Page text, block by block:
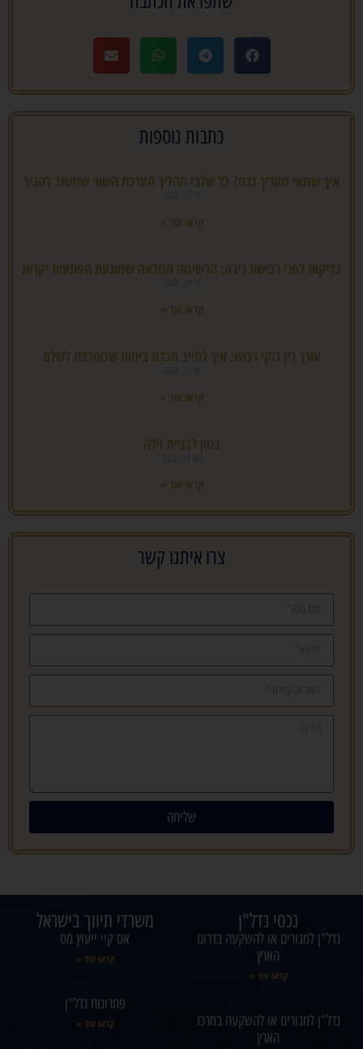
כתבות נוספות
איך שמאי מעריך נכס? כל שלבי תהליך הערכת השווי שחשוב להכיר
קראו עוד »
בדיקות לפני רכישת דירה: הרשימה המלאה שמונעת הפתעות יקרות
קראו עוד »
עורך דין נזקי רכוש: איך לחייב חברת ביטוח שמסרבת לשלם
קראו עוד »
בטון לבניית וילה
קראו עוד »
צרו איתנו קשר
שליחה
נכסי נדל"ן
נדל"ן למגורים או להשקעה בדרום
הארץ
קראו עוד »
נדל"ן למגורים או להשקעה במרכז
הארץ
משרדי תיווך בישראל
אס קיי ייעוץ מס
קראו עוד »
פתרונות נדל"ן
קראו עוד »